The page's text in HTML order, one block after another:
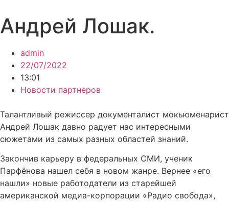
Андрей Лошак.
admin
22/07/2022
13:01
Новости партнеров
Талантливый режиссер документалист мокьюменарист
Андрей Лошак давно радует нас интересными
сюжетами из самых разных областей знаний.
Закончив карьеру в федеральных СМИ, ученик
Парфёнова нашел себя в новом жанре. Вернее «его
нашли» новые работодатели из старейшей
американской медиа-корпорации «Радио свобода»,